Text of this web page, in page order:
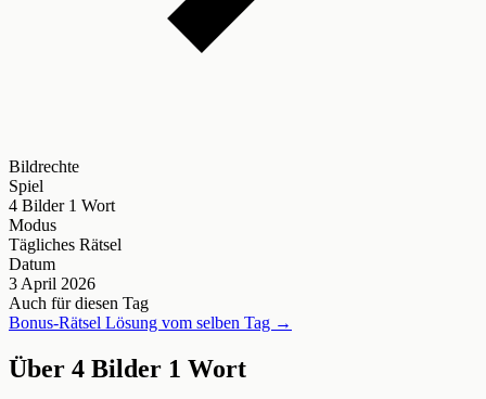
Bildrechte
Spiel
4 Bilder 1 Wort
Modus
Tägliches Rätsel
Datum
3 April 2026
Auch für diesen Tag
Bonus-Rätsel Lösung vom selben Tag →
Über 4 Bilder 1 Wort